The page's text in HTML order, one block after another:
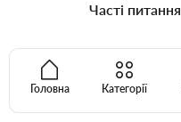
Головна Категорії
Часті питання